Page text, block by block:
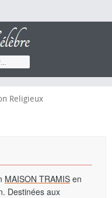
Religieux
MAISON TRAMIS en
Destinées aux